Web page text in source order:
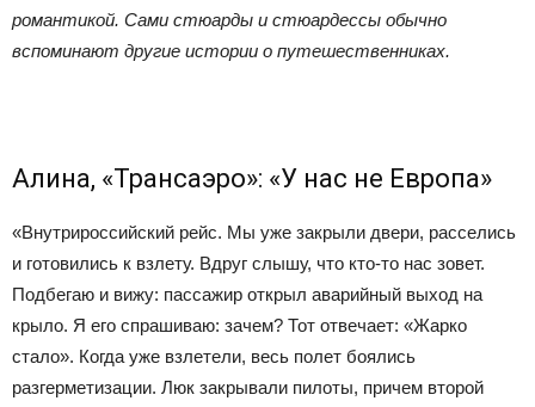
романтикой. Сами стюарды и стюардессы обычно
вспоминают другие истории о путешественниках.
Алина, «Трансаэро»: «У нас не Европа»
«Внутрироссийский рейс. Мы уже закрыли двери, расселись
и готовились к взлету. Вдруг слышу, что кто-то нас зовет.
Подбегаю и вижу: пассажир открыл аварийный выход на
крыло. Я его спрашиваю: зачем? Тот отвечает: «Жарко
стало». Когда уже взлетели, весь полет боялись
разгерметизации. Люк закрывали пилоты, причем второй